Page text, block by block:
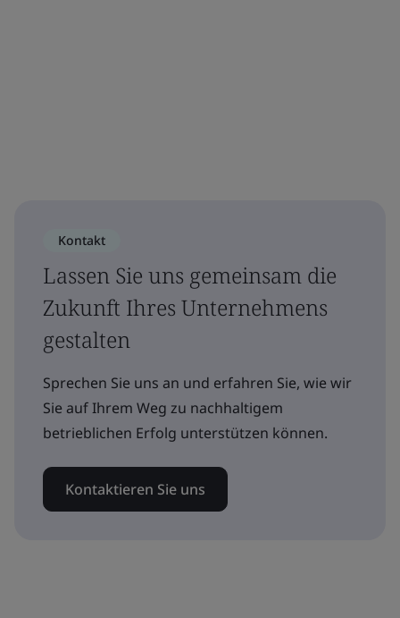
Kontakt
Lassen Sie uns gemeinsam die
Zukunft Ihres Unternehmens
gestalten
Sprechen Sie uns an und erfahren Sie, wie wir
Sie auf Ihrem Weg zu nachhaltigem
betrieblichen Erfolg unterstützen können.
Kontaktieren Sie uns